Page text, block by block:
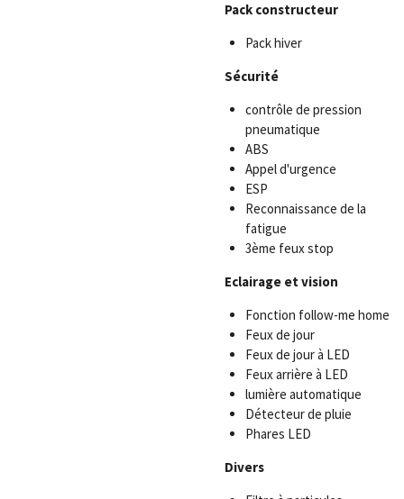
Pack constructeur
Pack hiver
Sécurité
contrôle de pression
pneumatique
ABS
Appel d'urgence
ESP
Reconnaissance de la
fatigue
3ème feux stop
Eclairage et vision
Fonction follow-me home
Feux de jour
Feux de jour à LED
Feux arrière à LED
lumière automatique
Détecteur de pluie
Phares LED
Divers